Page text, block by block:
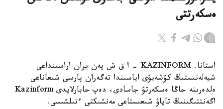
ەسكەرتتى
استانا. KAZINFORM - ا ق ش پەن يران اراسىنداعى
شيەلەنىستىڭ كۇشەيۋى اياسىندا تەگەران پارسى شىعاناعى
ەلدەرىنە جاڭا ەسكەرتۋ جاسادى، دەپ حابارلايدى Kazinform
اگەنتتىگىنىڭ تاياۋ شىعىستاعى مەنشىكتى ءتىلشىسى.